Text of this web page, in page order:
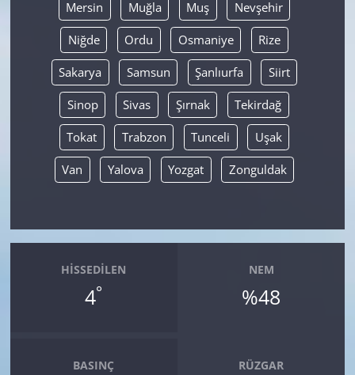
Mersin Muğla Muş Nevşehir
Niğde Ordu Osmaniye Rize
Sakarya Samsun Şanlıurfa Siirt
Sinop Sivas Şırnak Tekirdağ
Tokat Trabzon Tunceli Uşak
Van Yalova Yozgat Zonguldak
HISSEDILEN
4°
NEM
%48
BASINÇ RÜZGAR